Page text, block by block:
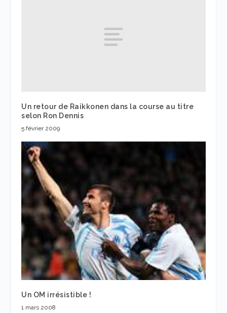
Un retour de Raikkonen dans la course au titre
selon Ron Dennis
5 février 2009
Un OM irrésistible !
1 mars 2008